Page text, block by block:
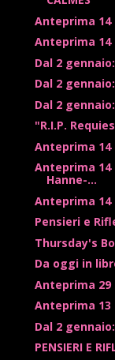
Anteprima
Anteprima 14
Dal 2
Dal 2
Dal 2
"R.I.P.
Anteprima
Anteprima
Hanne-...
Anteprima
Pensieri e
Thursday's
Da oggi in
Anteprima
Anteprima 13
Dal 2
PENSIERI E